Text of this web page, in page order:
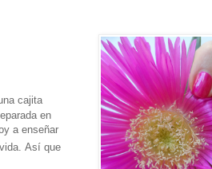
cajita
en
a enseñar
Así que